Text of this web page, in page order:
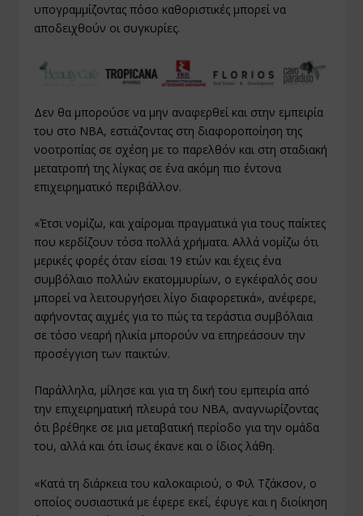
υπογραμμίζοντας πόσο καθοριστικές μπορεί να
αποδειχθούν οι συγκυρίες.
Δεν θα μπορούσε να μην αναφερθεί και στην εμπειρία
του στο ΝΒΑ, εστιάζοντας στη διαφοροποίηση της
νοοτροπίας σε σχέση με το παρελθόν και στη σταδιακή
μετατροπή της λίγκας σε ένα ακόμη πιο έντονα
επιχειρηματικό περιβάλλον.
«Έτσι νομίζω, και χαίρομαι πραγματικά για τους παίκτες
που κερδίζουν τόσα πολλά χρήματα. Αλλά νομίζω ότι
μερικές φορές όταν είσαι 19 ετών και έχεις ένα
συμβόλαιο πολλών εκατομμυρίων, ο εγκέφαλός σου
μπορεί να λειτουργήσει λίγο διαφορετικά», ανέφερε,
αφήνοντας αιχμές για το πώς τα τεράστια συμβόλαια
σε τόσο νεαρή ηλικία μπορούν να επηρεάσουν την
προσέγγιση των παικτών.
Παράλληλα, μίλησε και για τη δική του εμπειρία από
την επιχειρηματική πλευρά του ΝΒΑ, αναγνωρίζοντας
ότι βρέθηκε σε μια μεταβατική περίοδο για την ομάδα
του, αλλά και ότι ίσως έκανε και ο ίδιος λάθη.
«Κατά τη διάρκεια του καλοκαιριού, ο Φιλ Τζάκσον, ο
οποίος ουσιαστικά με έφερε εκεί, έφυγε και η διοίκηση